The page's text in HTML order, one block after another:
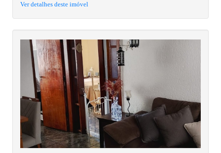
Ver detalhes deste imóvel